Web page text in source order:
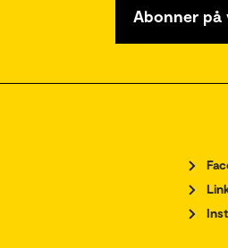
Abonner på